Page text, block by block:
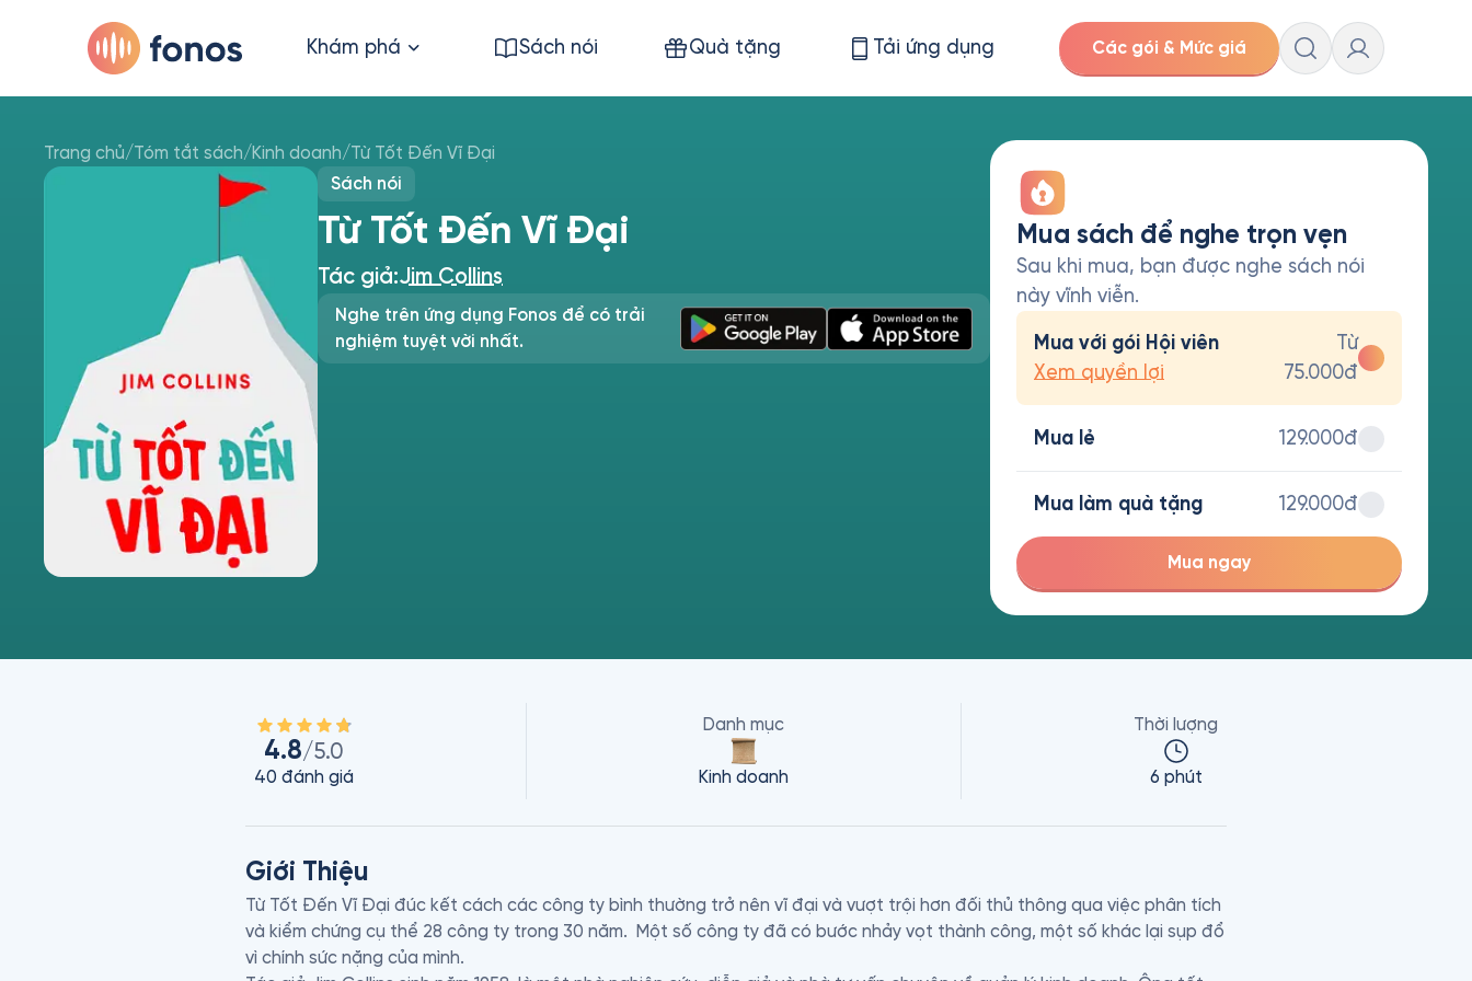
Khám phá Sách nói Quà tặng Tải ứng dụng Các gói & Mức giá
Trang chủ/Tóm tắt sách/Kinh doanh/Từ Tốt Đến Vĩ Đại
Sách nói
Từ Tốt Đến Vĩ Đại
Tác giả:Jim Collins
Nghe trên ứng dụng Fonos để có trải
nghiệm tuyệt vời nhất.
Mua sách để nghe trọn vẹn
Sau khi mua, bạn được nghe sách nói
này vĩnh viễn.
Mua với gói Hội viên
Xem quyền lợi
Từ
75.000đ
Mua lẻ 129.000đ
Mua làm quà tặng 129.000đ
Mua ngay
4.8/5.0
40 đánh giá
Danh mục
Kinh doanh
Thời lượng
6 phút
Giới Thiệu
Từ Tốt Đến Vĩ Đại đúc kết cách các công ty bình thường trở nên vĩ đại và vượt trội hơn đối thủ thông qua việc phân tích
và kiểm chứng cụ thể 28 công ty trong 30 năm.  Một số công ty đã có bước nhảy vọt thành công, một số khác lại sụp đổ
vì chính sức nặng của mình.